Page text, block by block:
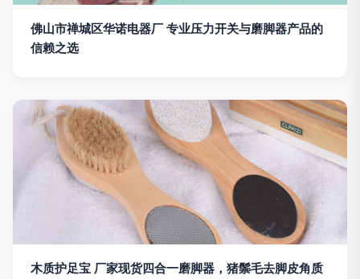
佛山市禅城区华诺电器厂 专业压力开关与磨脚器产品的
信赖之选
木质护足宝 厂家现货四合一磨脚器，猪鬃毛去脚皮角质